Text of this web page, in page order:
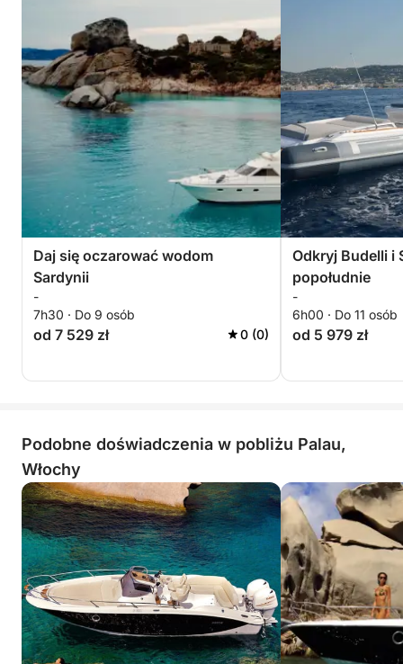
Daj się oczarować wodom
Sardynii
-
7h30 · Do 9 osób
od 7 529 zł 0 (0)
Odkryj Budelli i
popołudnie
-
6h00 · Do 11 osób
od 5 979 zł
Podobne doświadczenia w pobliżu Palau,
Włochy